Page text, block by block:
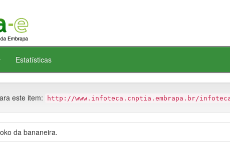
Estatísticas
este item: http://www.infoteca.cnptia.embrapa.br/
da bananeira.